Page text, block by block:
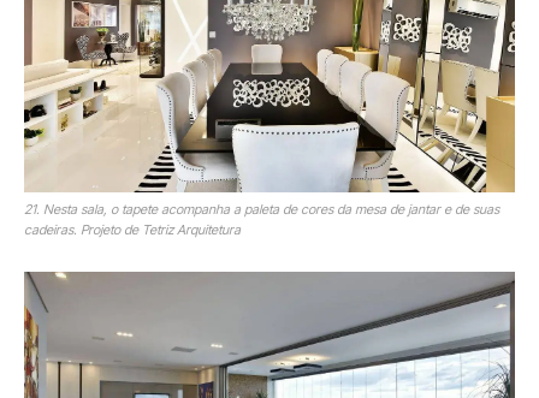
21. Nesta sala, o tapete acompanha a paleta de cores da mesa de jantar e de suas
cadeiras. Projeto de Tetriz Arquitetura